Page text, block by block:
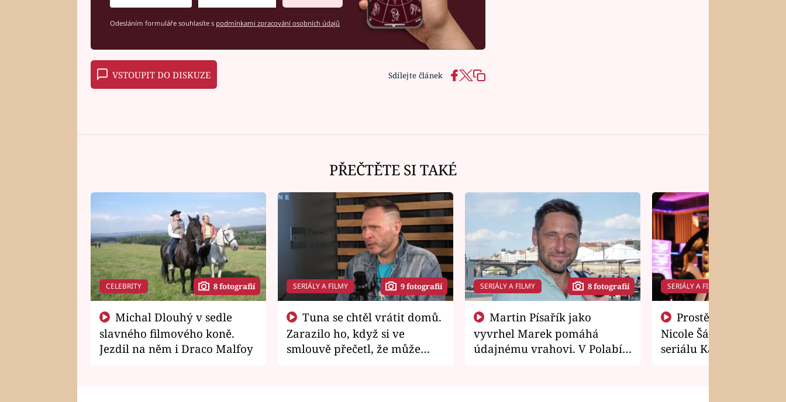
Odesláním formuláře souhlasíte s podmínkami zpracování osobních údajů
VSTOUPIT DO DISKUZE Sdílejte článek
PŘEČTĚTE SI TAKÉ
CELEBRITY 8 fotografií
slavného filmového koně.
Jezdil na něm i Draco Malfoy
SERIÁLY A FILMY 9 fotografií
Zarazilo ho, když si ve
smlouvě přečetl, že může
SERIÁLY A FILMY 8 fotografií
vyvrhel Marek pomáhá
údajnému vrahovi. V Polabí
SERIÁLY A FILMY
Nicole Šáchová získala
seriálu Kamarádi